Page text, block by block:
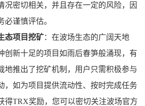
况密切相关，并且存在一定的风险，因
必谨慎评估。
态项目挖矿：在波场生态的广阔天地
创新十足的项目如雨后春笋般涌现，有
地推出了挖矿机制，用户只需积极参与
，如为项目提供流动性、按时完成任务
得TRX奖励，您可以密切关注波场官方